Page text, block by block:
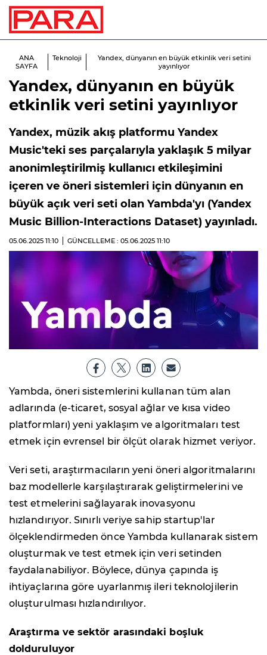
ANA
SAYFA
Teknoloji
Yandex, dünyanın en büyük etkinlik veri setini
yayınlıyor
Yandex, dünyanın en büyük
etkinlik veri setini yayınlıyor
Yandex, müzik akış platformu Yandex
Music'teki ses parçalarıyla yaklaşık 5 milyar
anonimleştirilmiş kullanıcı etkileşimini
içeren ve öneri sistemleri için dünyanın en
büyük açık veri seti olan Yambda'yı (Yandex
Music Billion-Interactions Dataset) yayınladı.
05.06.2025 11:10 GÜNCELLEME : 05.06.2025 11:10
Yambda, öneri sistemlerini kullanan tüm alan
adlarında (e-ticaret, sosyal ağlar ve kısa video
platformları) yeni yaklaşım ve algoritmaları test
etmek için evrensel bir ölçüt olarak hizmet veriyor.
Veri seti, araştırmacıların yeni öneri algoritmalarını
baz modellerle karşılaştırarak geliştirmelerini ve
test etmelerini sağlayarak inovasyonu
hızlandırıyor. Sınırlı veriye sahip startup'lar
ölçeklendirmeden önce Yambda kullanarak sistem
oluşturmak ve test etmek için veri setinden
faydalanabiliyor. Böylece, dünya çapında iş
ihtiyaçlarına göre uyarlanmış ileri teknolojilerin
oluşturulması hızlandırılıyor.
Araştırma ve sektör arasındaki boşluk
dolduruluyor